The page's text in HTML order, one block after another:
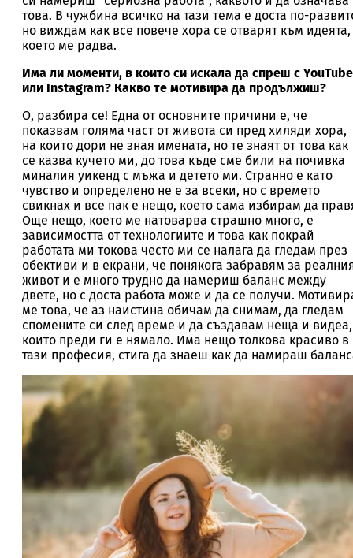
това. В чужбина всичко на тази тема е доста по-
но виждам как все повече хора се отварят към идеята,
което ме радва.
Има ли моменти, в които си искала да спреш с YouTube
или Instagram? Какво те мотивира да продължиш?
О, разбира се! Една от основните причини е, че
показвам голяма част от живота си пред хиляди хора,
на които дори не зная имената, но те знаят от това как
се казва кучето ми, до това къде сме били на почивка
миналия уикенд с мъжа и детето ми. Странно е като
чувство и определено не е за всеки, но с времето
свикнах и все пак е нещо, което сама избирам да
Още нещо, което ме натоварва страшно много, е
зависимостта от технологиите и това как покрай
работата ми токова често ми се налага да гледам през
обективи и в екрани, че понякога забравям за
живот и е много трудно да намериш баланс между
двете, но с доста работа може и да се получи.
ме това, че аз наистина обичам да снимам, да гледам
спомените си след време и да създавам неща и видеа,
които преди ги е нямало. Има нещо толкова красиво в
тази професия, стига да знаеш как да намираш